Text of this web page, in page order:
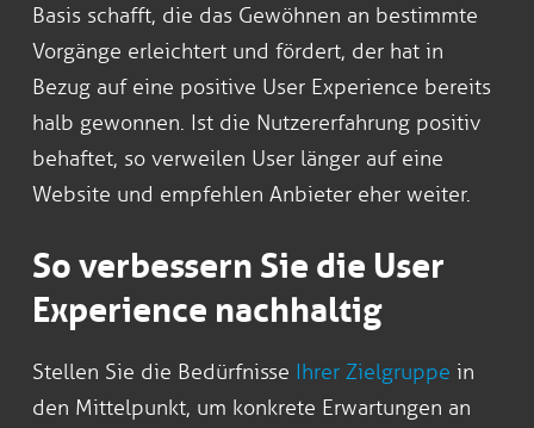
Basis schafft, die das Gewöhnen an bestimmte
Vorgänge erleichtert und fördert, der hat in
Bezug auf eine positive User Experience bereits
halb gewonnen. Ist die Nutzererfahrung positiv
behaftet, so verweilen User länger auf eine
Website und empfehlen Anbieter eher weiter.
So verbessern Sie die User
Experience nachhaltig
Stellen Sie die Bedürfnisse Ihrer Zielgruppe in
den Mittelpunkt, um konkrete Erwartungen an